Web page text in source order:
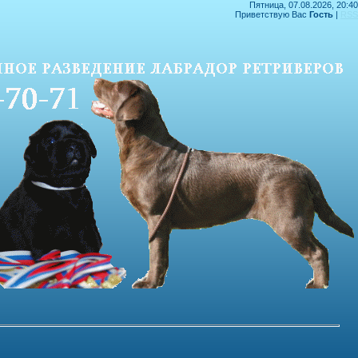
Пятница, 07.08.2026, 20:40
Приветствую Вас Гость |